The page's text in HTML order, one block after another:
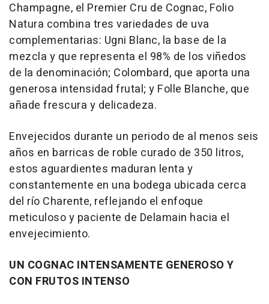
Champagne, el Premier Cru de Cognac, Folio
Natura combina tres variedades de uva
complementarias: Ugni Blanc, la base de la
mezcla y que representa el 98% de los viñedos
de la denominación; Colombard, que aporta una
generosa intensidad frutal; y Folle Blanche, que
añade frescura y delicadeza.
Envejecidos durante un periodo de al menos seis
años en barricas de roble curado de 350 litros,
estos aguardientes maduran lenta y
constantemente en una bodega ubicada cerca
del río Charente, reflejando el enfoque
meticuloso y paciente de Delamain hacia el
envejecimiento.
UN COGNAC INTENSAMENTE GENEROSO Y
CON FRUTOS INTENSO